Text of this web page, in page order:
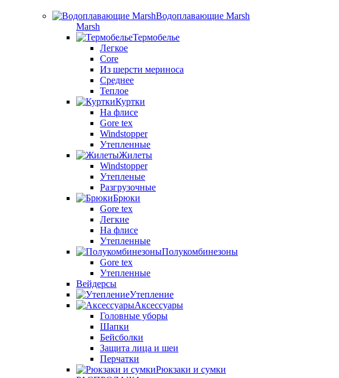
Водоплавающие Marsh
Marsh
Термобелье
Легкое
Core
Из шерсти мериноса
Среднее
Теплое
Куртки
На флисе
Gore tex
Windstopper
Утепленные
Жилеты
Windstopper
Утепленые
Разгрузочные
Брюки
Gore tex
Легкие
На флисе
Утепленные
Полукомбинезоны
Gore tex
Утепленные
Вейдерсы
Утепление
Аксессуары
Головные уборы
Шапки
Бейсболки
Защита лица и шеи
Перчатки
Рюкзаки и сумки